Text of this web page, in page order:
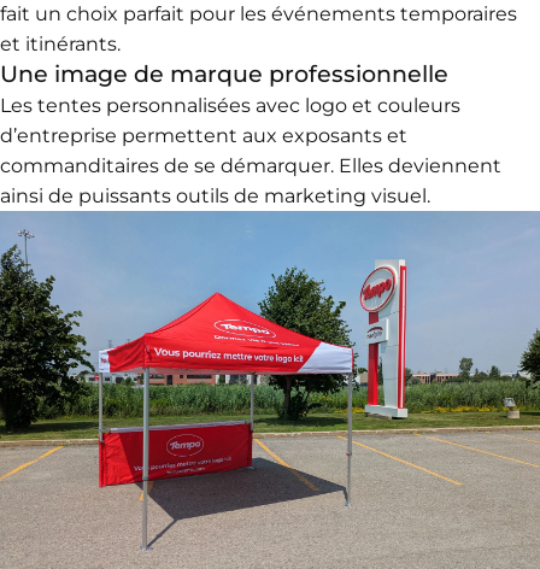
fait un choix parfait pour les événements temporaires
et itinérants.
Une image de marque professionnelle
Les tentes personnalisées avec logo et couleurs
d’entreprise permettent aux exposants et
commanditaires de se démarquer. Elles deviennent
ainsi de puissants outils de marketing visuel.